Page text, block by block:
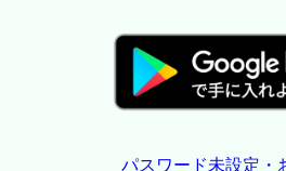
パスワード未設定・